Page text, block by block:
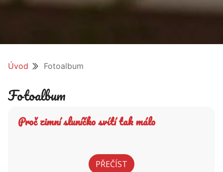
Úvod Fotoalbum
Fotoalbum
Proč zimní sluníčko svítí tak málo
PŘEČÍST